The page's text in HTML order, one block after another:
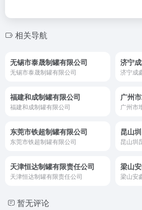
相关导航
无锡市泰晟制罐有限公司
无锡市泰晟制罐有限公司
济宁
济宁成
福建和成制罐有限公司
福建和成制罐有限公司 广州市
东莞市铁超制罐有限公司
东莞市铁超制罐有限公司
昆山
昆山圳
天津恒达制罐有限责任公司
天津恒达制罐有限责任公司
梁山
梁山安
暂无评论